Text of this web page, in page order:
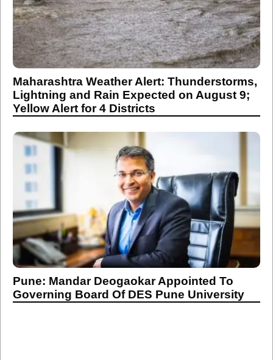
Maharashtra Weather Alert: Thunderstorms,
Lightning and Rain Expected on August 9;
Yellow Alert for 4 Districts
Pune: Mandar Deogaokar Appointed To
Governing Board Of DES Pune University